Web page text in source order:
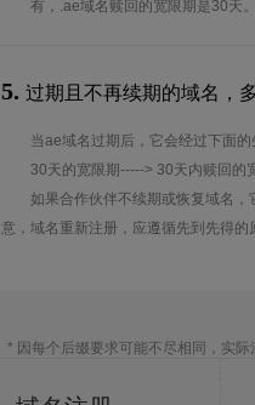
有，.ae域名赎回的宽限期是30天。
5. 过期且不再续期的域名，
当ae域名过期后，它会经过下面的
30天的宽限期-----> 30天内赎回的
如果合作伙伴不续期或恢复域名
意，域名重新注册，应遵循先到先得的
* 因每个后缀要求可能不尽相同，实